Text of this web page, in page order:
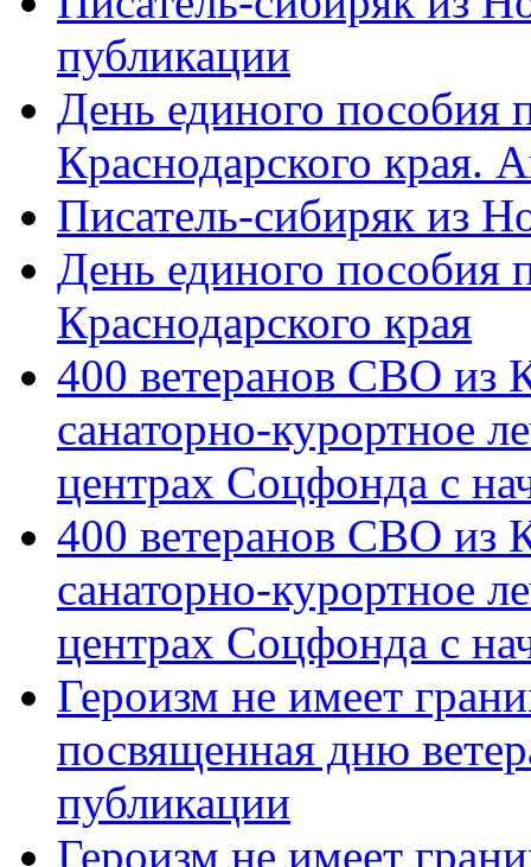
публикации
День единого пособия
Краснодарского края.
Писатель-сибиряк из
День единого пособия
Краснодарского края
400 ветеранов СВО из
санаторно-курортное
центрах Соцфонда с
400 ветеранов СВО из
санаторно-курортное
центрах Соцфонда с
Героизм не имеет
посвященная дню
публикации
Героизм не имеет